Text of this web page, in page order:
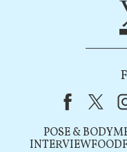
Facebook
X
POSE & BODY
INTERVIEWFOOD